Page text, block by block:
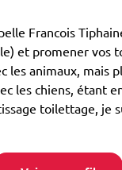
Francois
et promener vos
les animaux, mais
les chiens, étant
toilettage, je